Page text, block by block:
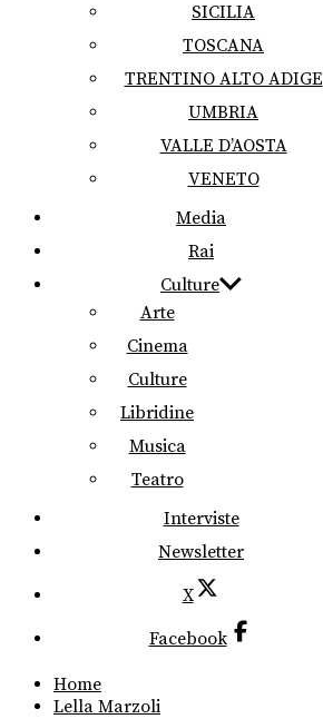
SICILIA
TOSCANA
TRENTINO ALTO ADIGE
UMBRIA
VALLE D’AOSTA
VENETO
Media
Rai
Culture
Arte
Cinema
Culture
Libridine
Musica
Teatro
Interviste
Newsletter
X
Facebook
Home
Lella Marzoli